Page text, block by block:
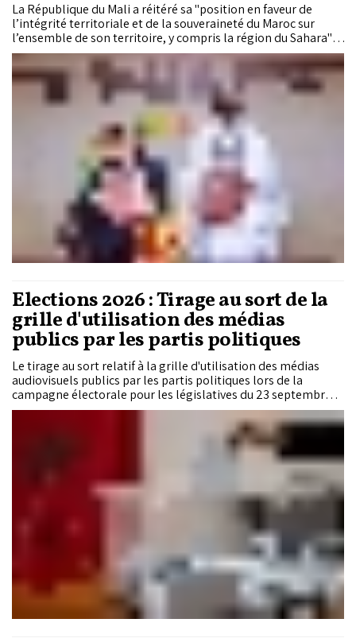
La République du Mali a réitéré sa "position en faveur de
l’intégrité territoriale et de la souveraineté du Maroc sur
l’ensemble de son territoire, y compris la région du Sahara",
tout en réaffirmant son appui au Plan d’autonomie présenté
par le Maroc, comme étant "la seule solution crédible et
réaliste pour la résolution de ce différend régional".
Élections 2026 : Tirage au sort de la
grille d'utilisation des médias
publics par les partis politiques
Le tirage au sort relatif à la grille d'utilisation des médias
audiovisuels publics par les partis politiques lors de la
campagne électorale pour les législatives du 23 septembre
prochain s'est déroulé jeudi au siège du ministère de la
Jeunesse, de la Culture et de la Communication –
département de la Communication.